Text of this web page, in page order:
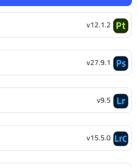
v12.1.2
v27.9.1
v9.5
v15.5.0